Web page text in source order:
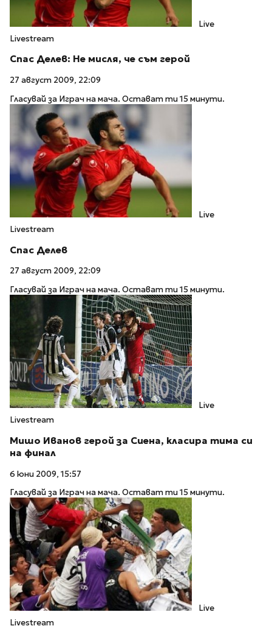
Live
Livestream
Спас Делев: Не мисля, че съм герой
27 август 2009, 22:09
Гласувай за Играч на мача. Остават ти 15 минути.
Live
Livestream
Спас Делев
27 август 2009, 22:09
Гласувай за Играч на мача. Остават ти 15 минути.
Live
Livestream
Мишо Иванов герой за Сиена, класира тима си
на финал
6 юни 2009, 15:57
Гласувай за Играч на мача. Остават ти 15 минути.
Live
Livestream